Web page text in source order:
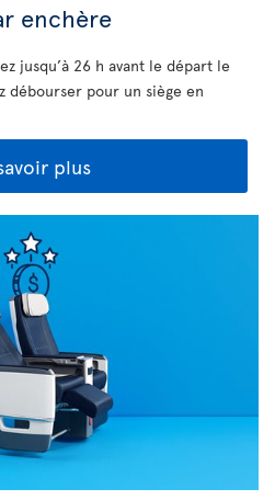
enchère
jusqu’à 26 h avant le départ le
débourser pour un siège en
plus